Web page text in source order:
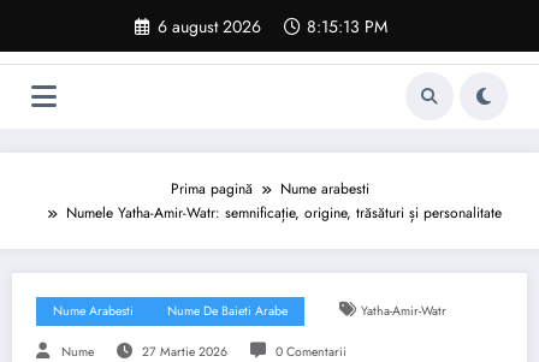
conținut
6 august 2026 8:15:14 PM
Prima pagină
Nume arabesti
Numele Yatha-Amir-Watr: semnificație, origine, trăsături și personalitate
Nume Arabesti Nume De Baieti Arabe Yatha-Amir-Watr
Nume 27 Martie 2026 0 Comentarii